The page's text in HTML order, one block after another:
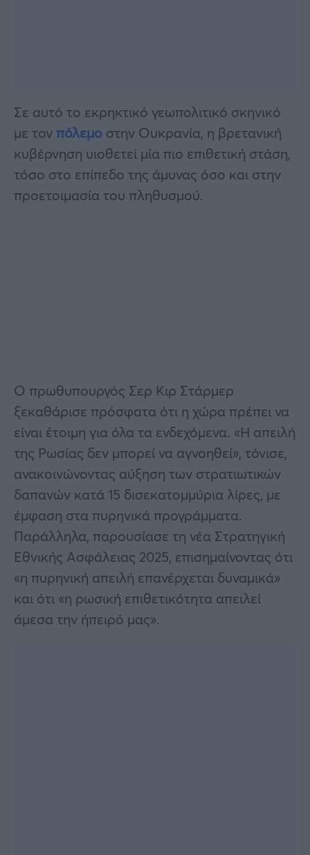
Σε αυτό το εκρηκτικό γεωπολιτικό σκηνικό
με τονπόλεμο στην Ουκρανία, η βρετανική
κυβέρνηση υιοθετεί μία πιο επιθετική στάση,
τόσο στο επίπεδο της άμυνας όσο και στην
προετοιμασία του πληθυσμού.
Ο πρωθυπουργός Σερ Κιρ Στάρμερ
ξεκαθάρισε πρόσφατα ότι η χώρα πρέπει να
είναι έτοιμη για όλα τα ενδεχόμενα. «Η απειλή
της Ρωσίας δεν μπορεί να αγνοηθεί», τόνισε,
ανακοινώνοντας αύξηση των στρατιωτικών
δαπανών κατά 15 δισεκατομμύρια λίρες, με
έμφαση στα πυρηνικά προγράμματα.
Παράλληλα, παρουσίασε τη νέα Στρατηγική
Εθνικής Ασφάλειας 2025, επισημαίνοντας ότι
«η πυρηνική απειλή επανέρχεται δυναμικά»
και ότι «η ρωσική επιθετικότητα απειλεί
άμεσα την ήπειρό μας».